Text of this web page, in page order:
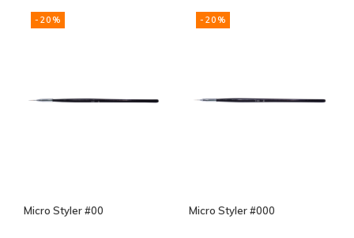
-20%
Micro Styler #00
-20%
Micro Styler #000